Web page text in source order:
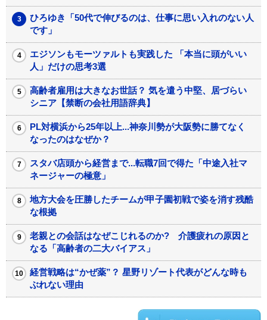
ひろゆき「50代で伸びるのは、仕事に思い入れのない人
です」
エジソンもモーツァルトも実践した 「本当に頭がいい
人」だけの思考3選
高齢者雇用は大きなお世話？ 気を遣う中堅、居づらい
シニア【禁断の会社用語辞典】
PL対横浜から25年以上...神奈川勢が大阪勢に勝てなく
なったのはなぜか？
スタバ店頭から経営まで...転職7回で得た「中途入社マ
ネージャーの極意」
地方大会を圧勝したチームが甲子園初戦で姿を消す残酷
な根拠
老親との会話はなぜこじれるのか? 介護疲れの原因と
なる「高齢者の二大バイアス」
経営戦略は“かぜ薬”？ 星野リゾート代表がどんな時も
ぶれない理由